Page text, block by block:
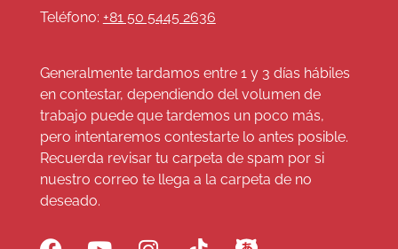
Teléfono: +81 50 5445 2636
Generalmente tardamos entre 1 y 3 días hábiles
en contestar, dependiendo del volumen de
trabajo puede que tardemos un poco más,
pero intentaremos contestarte lo antes posible.
Recuerda revisar tu carpeta de spam por si
nuestro correo te llega a la carpeta de no
deseado.